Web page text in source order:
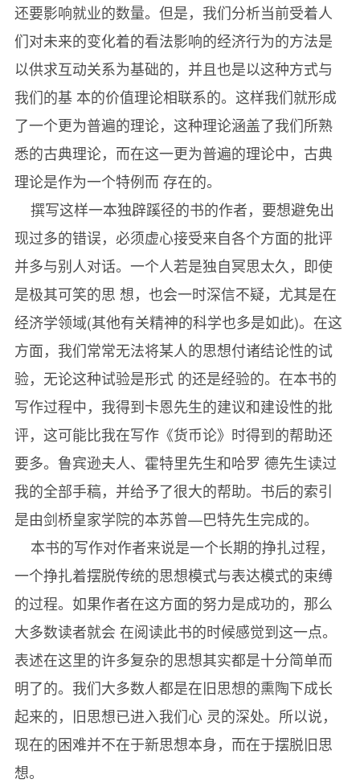
还要影响就业的数量。但是，我们分析当前受着人
们对未来的变化着的看法影响的经济行为的方法是
以供求互动关系为基础的，并且也是以这种方式与
我们的基 本的价值理论相联系的。这样我们就形成
了一个更为普遍的理论，这种理论涵盖了我们所熟
悉的古典理论，而在这一更为普遍的理论中，古典
理论是作为一个特例而 存在的。
撰写这样一本独辟蹊径的书的作者，要想避免出
现过多的错误，必须虚心接受来自各个方面的批评
并多与别人对话。一个人若是独自冥思太久，即使
是极其可笑的思 想，也会一时深信不疑，尤其是在
经济学领域(其他有关精神的科学也多是如此)。在这
方面，我们常常无法将某人的思想付诸结论性的试
验，无论这种试验是形式 的还是经验的。在本书的
写作过程中，我得到卡恩先生的建议和建设性的批
评，这可能比我在写作《货币论》时得到的帮助还
要多。鲁宾逊夫人、霍特里先生和哈罗 德先生读过
我的全部手稿，并给予了很大的帮助。书后的索引
是由剑桥皇家学院的本苏曾—巴特先生完成的。
本书的写作对作者来说是一个长期的挣扎过程，
一个挣扎着摆脱传统的思想模式与表达模式的束缚
的过程。如果作者在这方面的努力是成功的，那么
大多数读者就会 在阅读此书的时候感觉到这一点。
表述在这里的许多复杂的思想其实都是十分简单而
明了的。我们大多数人都是在旧思想的熏陶下成长
起来的，旧思想已进入我们心 灵的深处。所以说，
现在的困难并不在于新思想本身，而在于摆脱旧思
想。